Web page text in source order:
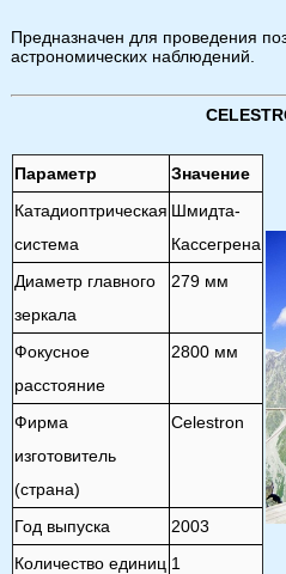
Предназначен для проведения
астрономических наблюдений.
Параметр
Значение
Катадиоптрическая
система
Шмидта-
Кассегрена
Диаметр главного
зеркала
279 мм
Фокусное
расстояние
2800 мм
Фирма
изготовитель
(страна)
Celestron
Год выпуска
2003
Количество единиц 1